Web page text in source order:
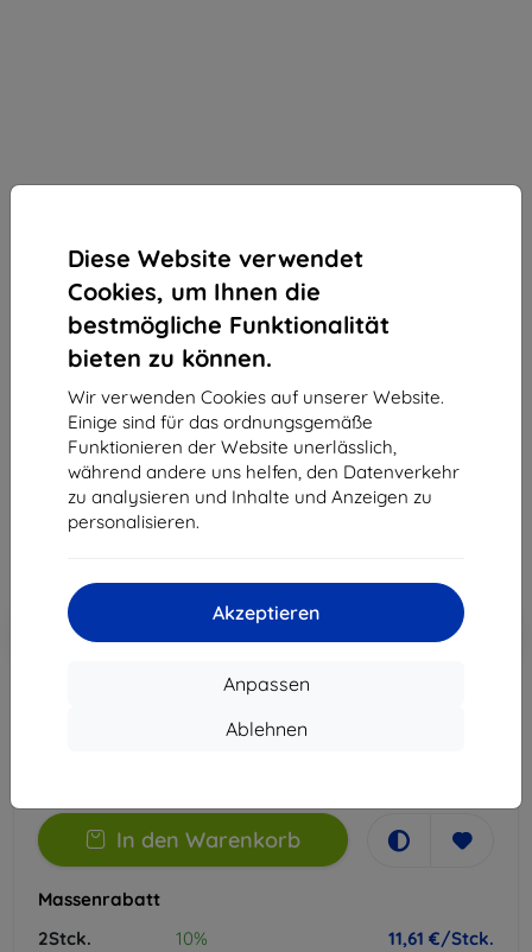
Diese Website verwendet
Cookies, um Ihnen die
bestmögliche Funktionalität
bieten zu können.
Wir verwenden Cookies auf unserer Website.
Einige sind für das ordnungsgemäße
Funktionieren der Website unerlässlich,
während andere uns helfen, den Datenverkehr
zu analysieren und Inhalte und Anzeigen zu
personalisieren.
Akzeptieren
Anpassen
Ablehnen
3MK Silky Matt Pro Xiaomi 13 Pro matte Schutzfolie
Geeignet für: Xiaomi 13 Pro
12,90 €
11,61 €
-10%
Rabatt mit Gutschein
EXTRA10
Warenkorb
In den Warenkorb
Massenrabatt
2Stck.
10% 11,61 €/Stck.